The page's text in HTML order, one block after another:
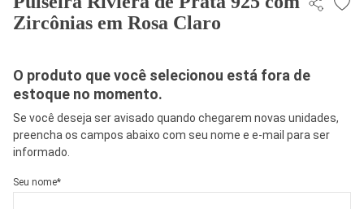
Zircônias em Rosa Claro
O produto que você selecionou está fora de
estoque no momento.
Se você deseja ser avisado quando chegarem novas unidades,
preencha os campos abaixo com seu nome e e-mail para ser
informado.
Seu nome*